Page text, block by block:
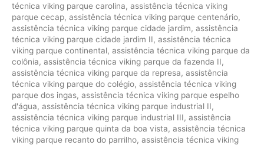
técnica viking parque carolina, assistência técnica viking
parque cecap, assistência técnica viking parque centenário,
assistência técnica viking parque cidade jardim, assistência
técnica viking parque cidade jardim II, assistência técnica
viking parque continental, assistência técnica viking parque da
colônia, assistência técnica viking parque da fazenda II,
assistência técnica viking parque da represa, assistência
técnica viking parque do colégio, assistência técnica viking
parque dos ingas, assistência técnica viking parque espelho
d'água, assistência técnica viking parque industrial II,
assistência técnica viking parque industrial III, assistência
técnica viking parque quinta da boa vista, assistência técnica
viking parque recanto do parrilho, assistência técnica viking